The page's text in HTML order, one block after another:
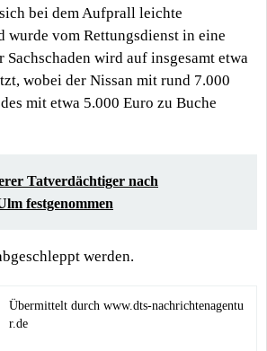
bei dem Aufprall leichte
wurde vom Rettungsdienst in eine
wird auf insgesamt etwa
wobei der Nissan mit rund 7.000
mit etwa 5.000 Euro zu Buche
Tatverdächtiger nach
festgenommen
werden.
Übermittelt durch www.dts-nachrichtenagentu
r.de